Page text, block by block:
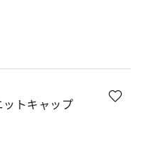
ットキャップ